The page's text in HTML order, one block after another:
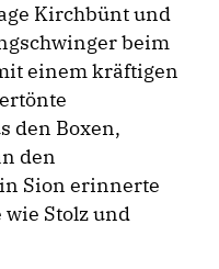
Kirchbünt und
beim
einem kräftigen
den Boxen,
den
Sion erinnerte
Stolz und